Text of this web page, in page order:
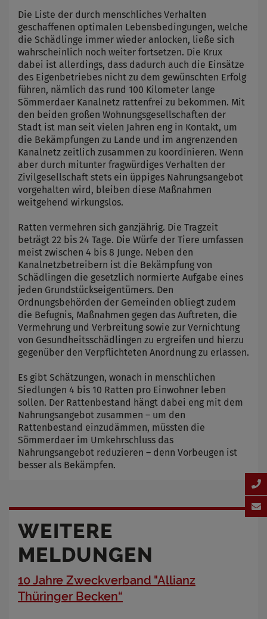
Die Liste der durch menschliches Verhalten
geschaffenen optimalen Lebensbedingungen, welche
die Schädlinge immer wieder anlocken, ließe sich
wahrscheinlich noch weiter fortsetzen. Die Krux
dabei ist allerdings, dass dadurch auch die Einsätze
des Eigenbetriebes nicht zu dem gewünschten Erfolg
führen, nämlich das rund 100 Kilometer lange
Sömmerdaer Kanalnetz rattenfrei zu bekommen. Mit
den beiden großen Wohnungsgesellschaften der
Stadt ist man seit vielen Jahren eng in Kontakt, um
die Bekämpfungen zu Lande und im angrenzenden
Kanalnetz zeitlich zusammen zu koordinieren. Wenn
aber durch mitunter fragwürdiges Verhalten der
Zivilgesellschaft stets ein üppiges Nahrungsangebot
vorgehalten wird, bleiben diese Maßnahmen
weitgehend wirkungslos.
Ratten vermehren sich ganzjährig. Die Tragzeit
beträgt 22 bis 24 Tage. Die Würfe der Tiere umfassen
meist zwischen 4 bis 8 Junge. Neben den
Kanalnetzbetreibern ist die Bekämpfung von
Schädlingen die gesetzlich normierte Aufgabe eines
jeden Grundstückseigentümers. Den
Ordnungsbehörden der Gemeinden obliegt zudem
die Befugnis, Maßnahmen gegen das Auftreten, die
Vermehrung und Verbreitung sowie zur Vernichtung
von Gesundheitsschädlingen zu ergreifen und hierzu
gegenüber den Verpflichteten Anordnung zu erlassen.
Es gibt Schätzungen, wonach in menschlichen
Siedlungen 4 bis 10 Ratten pro Einwohner leben
sollen. Der Rattenbestand hängt dabei eng mit dem
Nahrungsangebot zusammen – um den
Rattenbestand einzudämmen, müssten die
Sömmerdaer im Umkehrschluss das
Nahrungsangebot reduzieren – denn Vorbeugen ist
besser als Bekämpfen.
WEITERE
MELDUNGEN
10 Jahre Zweckverband "Allianz
Thüringer Becken“